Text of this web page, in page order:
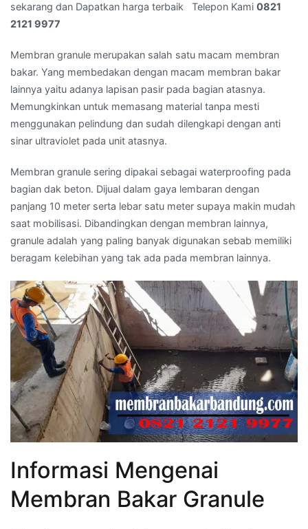
sekarang dan Dapatkan harga terbaik Telepon Kami 0821
2121 9977
Membran granule merupakan salah satu macam membran
bakar. Yang membedakan dengan macam membran bakar
lainnya yaitu adanya lapisan pasir pada bagian atasnya.
Memungkinkan untuk memasang material tanpa mesti
menggunakan pelindung dan sudah dilengkapi dengan anti
sinar ultraviolet pada unit atasnya.
Membran granule sering dipakai sebagai waterproofing pada
bagian dak beton. Dijual dalam gaya lembaran dengan
panjang 10 meter serta lebar satu meter supaya makin mudah
saat mobilisasi. Dibandingkan dengan membran lainnya,
granule adalah yang paling banyak digunakan sebab memiliki
beragam kelebihan yang tak ada pada membran lainnya.
Informasi Mengenai
Membran Bakar Granule